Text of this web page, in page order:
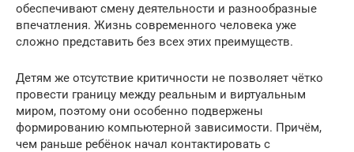
обеспечивают смену деятельности и разнообразные
впечатления. Жизнь современного человека уже
сложно представить без всех этих преимуществ.
Детям же отсутствие критичности не позволяет чётко
провести границу между реальным и виртуальным
миром, поэтому они особенно подвержены
формированию компьютерной зависимости. Причём,
чем раньше ребёнок начал контактировать с